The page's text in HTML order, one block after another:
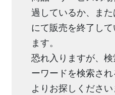
過しているか、ま
にて販売を終了し
ます。
恐れ入りますが、
ーワードを検索さ
よりお探しください